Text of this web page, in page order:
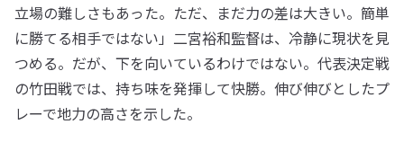
立場の難しさもあった。ただ、まだ力の差は大きい。簡単
に勝てる相手ではない」二宮裕和監督は、冷静に現状を見
つめる。だが、下を向いているわけではない。代表決定戦
の竹田戦では、持ち味を発揮して快勝。伸び伸びとしたプ
レーで地力の高さを示した。